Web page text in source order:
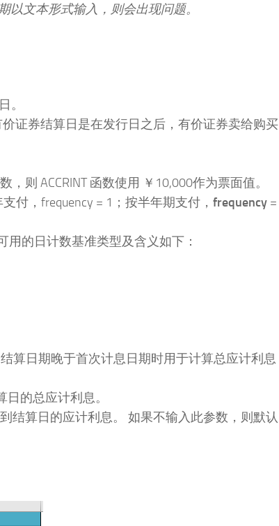
以文本形式输入，则会出现问题。
。
价证券结算日是在发行日之后，有价证券卖给购买
则 ACCRINT 函数使用 ￥10,000作为票面值。
付，frequency = 1；按半年期支付， frequency =
用的日计数基准类型及含义如下：
算日期晚于首次计息日期时用于计算总应计利息
的总应计利息。
结算日的应计利息。 如果不输入此参数，则默认